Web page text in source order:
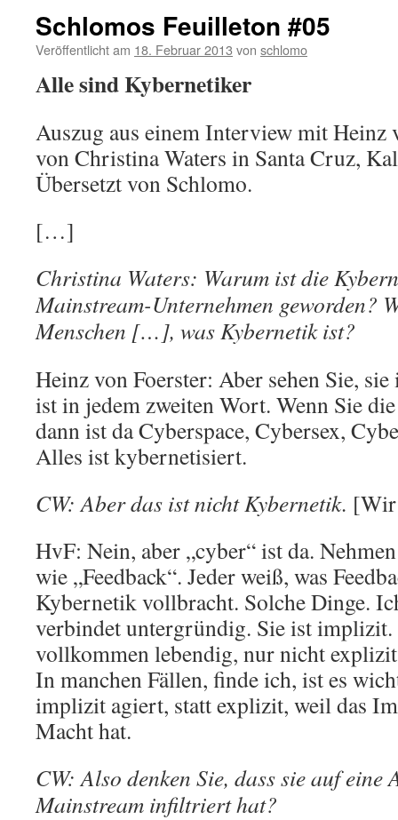
Schlomos Feuilleton #05
Veröffentlicht am 18. Februar 2013 von schlomo
Alle sind Kybernetiker
Auszug aus einem Interview mit Heinz
von Christina Waters in Santa Cruz,
Übersetzt von Schlomo.
[…]
Christina Waters: Warum ist die
Mainstream-Unternehmen geworden?
Menschen […], was Kybernetik ist?
Heinz von Foerster: Aber sehen Sie,
ist in jedem zweiten Wort. Wenn Sie
dann ist da Cyberspace, Cybersex,
Alles ist kybernetisiert.
CW: Aber das ist nicht Kybernetik. [Wir
HvF: Nein, aber „cyber“ ist da.
wie „Feedback“. Jeder weiß, was
Kybernetik vollbracht. Solche Dinge.
verbindet untergründig. Sie ist
vollkommen lebendig, nur nicht
In manchen Fällen, finde ich, ist es
implizit agiert, statt explizit, weil das
Macht hat.
CW: Also denken Sie, dass sie auf
Mainstream infiltriert hat?